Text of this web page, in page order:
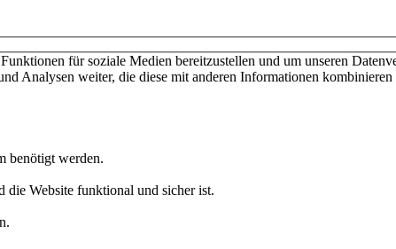
für soziale Medien bereitzustellen und um unseren
Analysen weiter, die diese mit anderen Informationen
benötigt werden.
die Website funktional und sicher ist.